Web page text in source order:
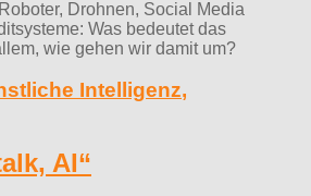
Drohnen, Social Media
Was bedeutet das
wie gehen wir damit um?
Intelligenz,
AI“